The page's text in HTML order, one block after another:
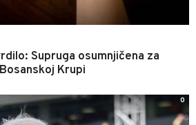
Supruga osumnjičena za
Krupi
0